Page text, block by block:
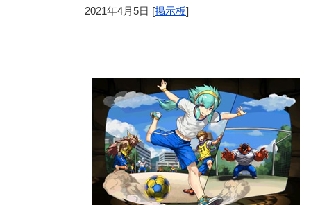
2021年4月5日 [掲示板]